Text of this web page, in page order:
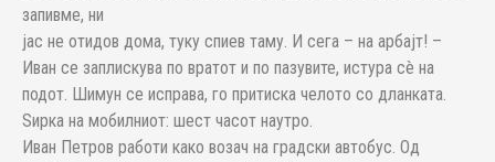
запивме, ни
јас не отидов дома, туку спиев таму. И сега – на арбајт! –
Иван се заплискува по вратот и по пазувите, истура сè на
подот. Шимун се исправа, го притиска челото со дланката.
Ѕирка на мобилниот: шест часот наутро.
Иван Петров работи како возач на градски автобус. Од